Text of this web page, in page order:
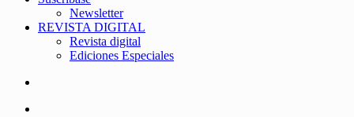
Newsletter
REVISTA DIGITAL
Revista digital
Ediciones Especiales